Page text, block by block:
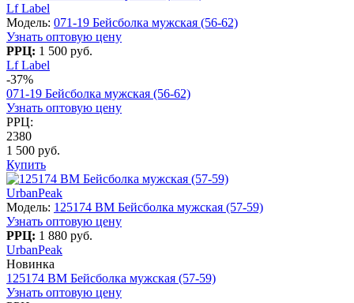
Lf Label
Модель: 071-19 Бейсболка мужская (56-62)
Узнать оптовую цену
РРЦ: 1 500 руб.
Lf Label
-37%
071-19 Бейсболка мужская (56-62)
Узнать оптовую цену
РРЦ:
2380
1 500 руб.
Купить
UrbanPeak
Модель: 125174 BM Бейсболка мужская (57-59)
Узнать оптовую цену
РРЦ: 1 880 руб.
UrbanPeak
Новинка
125174 BM Бейсболка мужская (57-59)
Узнать оптовую цену